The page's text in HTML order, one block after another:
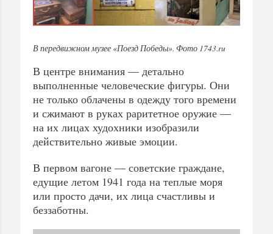
В передвижном музее «Поезд Победы». Фото 1743.ru
В центре внимания — детально
выполненные человеческие фигуры. Они
не только облачены в одежду того времени
и сжимают в руках раритетное оружие —
на их лицах худохники изобразили
действительно живые эмоции.
В первом вагоне — советские граждане,
едущие летом 1941 года на теплые моря
или просто дачи, их лица счастливы и
беззаботны.